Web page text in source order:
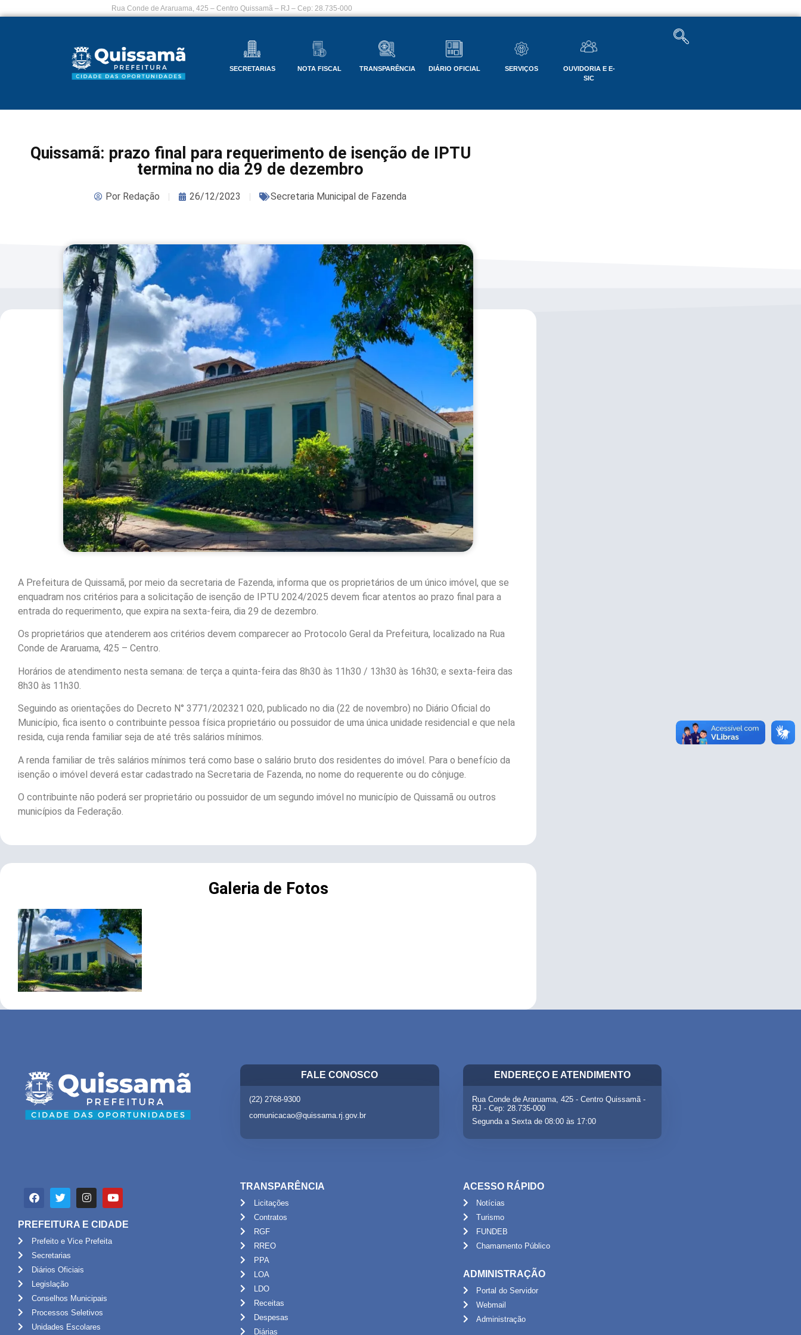
Rua Conde de Araruama, 425 – Centro Quissamã – RJ – Cep: 28.735-000
SECRETARIAS NOTA FISCAL TRANSPARÊNCIA DIÁRIO OFICIAL SERVIÇOS
OUVIDORIA E E-
SIC
Quissamã: prazo final para requerimento de isenção de IPTU
termina no dia 29 de dezembro
Por Redação 26/12/2023 Secretaria Municipal de Fazenda
A Prefeitura de Quissamã, por meio da secretaria de Fazenda, informa que os proprietários de um único imóvel, que se
enquadram nos critérios para a solicitação de isenção de IPTU 2024/2025 devem ficar atentos ao prazo final para a
entrada do requerimento, que expira na sexta-feira, dia 29 de dezembro.
Os proprietários que atenderem aos critérios devem comparecer ao Protocolo Geral da Prefeitura, localizado na Rua
Conde de Araruama, 425 – Centro.
Horários de atendimento nesta semana: de terça a quinta-feira das 8h30 às 11h30 / 13h30 às 16h30; e sexta-feira das
8h30 às 11h30.
Seguindo as orientações do Decreto N° 3771/202321 020, publicado no dia (22 de novembro) no Diário Oficial do
Município, fica isento o contribuinte pessoa física proprietário ou possuidor de uma única unidade residencial e que nela
resida, cuja renda familiar seja de até três salários mínimos.
A renda familiar de três salários mínimos terá como base o salário bruto dos residentes do imóvel. Para o benefício da
isenção o imóvel deverá estar cadastrado na Secretaria de Fazenda, no nome do requerente ou do cônjuge.
O contribuinte não poderá ser proprietário ou possuidor de um segundo imóvel no município de Quissamã ou outros
municípios da Federação.
Galeria de Fotos
FALE CONOSCO
(22) 2768-9300
comunicacao@quissama.rj.gov.br
ENDEREÇO E ATENDIMENTO
Rua Conde de Araruama, 425 - Centro Quissamã -
RJ - Cep: 28.735-000
Segunda a Sexta de 08:00 às 17:00
PREFEITURA E CIDADE
Prefeito e Vice Prefeita
Secretarias
Diários Oficiais
Legislação
Conselhos Municipais
Processos Seletivos
Unidades Escolares
TRANSPARÊNCIA
Licitações
Contratos
RGF
RREO
PPA
LOA
LDO
Receitas
Despesas
Diárias
ACESSO RÁPIDO
Notícias
Turismo
FUNDEB
Chamamento Público
ADMINISTRAÇÃO
Portal do Servidor
Webmail
Administração